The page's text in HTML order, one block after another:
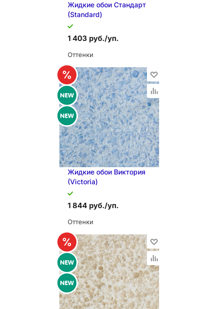
Жидкие обои Стандарт
(Standard)
1 403 руб./уп.
Оттенки
В КОРЗИНУ
Жидкие обои Виктория
(Victoria)
1 844 руб./уп.
Оттенки
В КОРЗИНУ